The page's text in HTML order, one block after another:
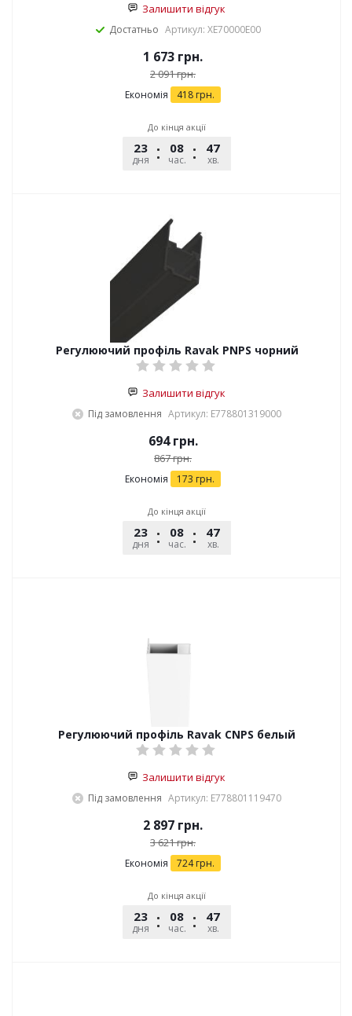
Залишити відгук
Достатньо Артикул: XE70000E00
1 673 грн.
2 091грн.
Економія 418 грн.
До кінця акції
23
дня
08
час.
47
хв.
Регулюючий профіль Ravak PNPS чорний
Залишити відгук
Під замовлення Артикул: E778801319000
694грн.
867грн.
Економія 173 грн.
До кінця акції
23
дня
08
час.
47
хв.
Регулюючий профіль Ravak CNPS белый
Залишити відгук
Під замовлення Артикул: E778801119470
2 897 грн.
3 621грн.
Економія 724грн.
До кінця акції
23
дня
08
час.
47
хв.